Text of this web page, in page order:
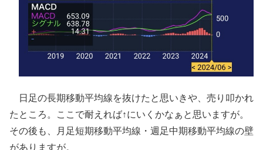
日足の長期移動平均線を抜けたと思いきや、売り叩かれ
たところ。ここで耐えれば↑にいくかなぁと思いますが。
その後も、月足短期移動平均線・週足中期移動平均線の壁
がありますが。